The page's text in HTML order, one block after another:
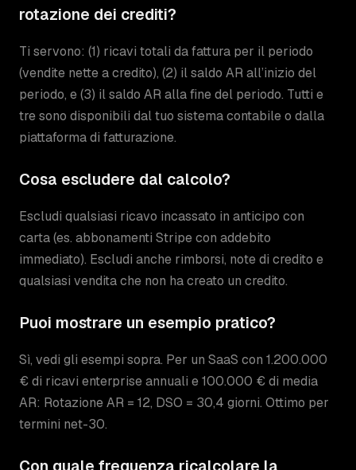
rotazione dei crediti?
Ti servono: (1) ricavi totali da fattura per il periodo
(vendite nette a credito), (2) il saldo AR all’inizio del
periodo, e (3) il saldo AR alla fine del periodo. Tutti e
tre sono disponibili dal tuo sistema contabile o dalla
piattaforma di fatturazione.
Cosa escludere dal calcolo?
Escludi qualsiasi ricavo incassato in anticipo con
carta (es. abbonamenti Stripe con addebito
immediato). Escludi anche rimborsi, note di credito e
qualsiasi vendita che non ha creato un credito.
Puoi mostrare un esempio pratico?
Sì, vedi gli esempi sopra. Per un SaaS con 1.200.000
€ di ricavi enterprise annuali e 100.000 € di media
AR: Rotazione AR = 12, DSO = 30,4 giorni. Ottimo per
termini net-30.